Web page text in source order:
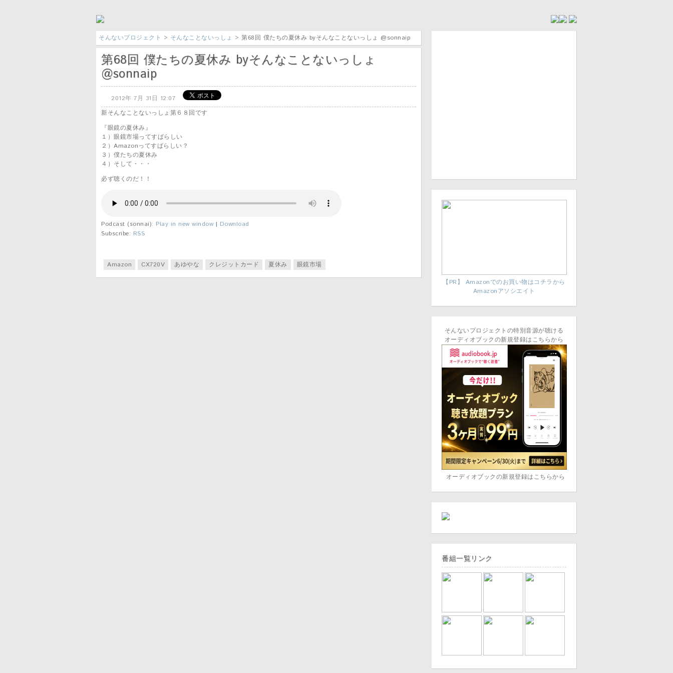
そんないプロジェクト > そんなことないっしょ > 第68回 僕たちの夏休み byそんなことないっしょ @sonnaip
第68回 僕たちの夏休み byそんなことないっしょ
@sonnaip
2012年 7月 31日 12:07
新そんなことないっしょ第６８回です
『眼鏡の夏休み』
１）眼鏡市場ってすばらしい
２）Amazonってすばらしい？
３）僕たちの夏休み
４）そして・・・
必ず聴くのだ！！
Podcast (sonnai): Play in new window| Download
Subscribe: RSS
Amazon CX720V あゆやな クレジットカード 夏休み 眼鏡市場
【PR】 Amazonでのお買い物はコチラから
Amazonアソシエイト
そんないプロジェクトの特別音源が聴ける
オーディオブックの新規登録はこちらから
オーディオブックの新規登録はこちらから
番組一覧リンク